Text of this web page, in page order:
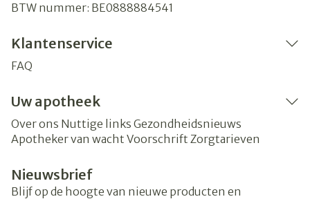
BTW nummer: BE0888884541
Klantenservice
FAQ
Uw apotheek
Over ons Nuttige links Gezondheidsnieuws
Apotheker van wacht Voorschrift Zorgtarieven
Nieuwsbrief
Blijf op de hoogte van nieuwe producten en